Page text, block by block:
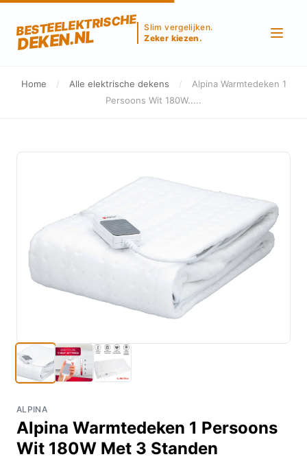
BESTEELEKTRISCHE
DEKEN.NL
Slim vergelijken.
Zeker kiezen.
Home / Alle elektrische dekens /
Alpina Warmtedeken 1
Persoons Wit 180W.....
ALPINA
Alpina Warmtedeken 1 Persoons
Wit 180W Met 3 Standen